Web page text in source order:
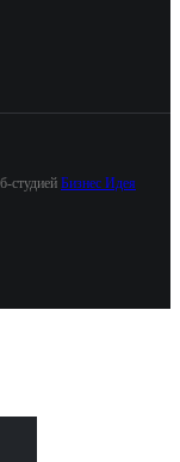
студией Бизнес Идея